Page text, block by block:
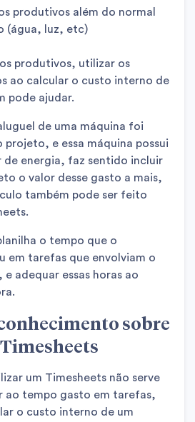
produtivos além do normal
(água, luz, etc)
produtivos, utilizar os
ao calcular o custo interno de
pode ajudar.
de uma máquina foi
projeto, e essa máquina possui
de energia, faz sentido incluir
o valor desse gasto a mais,
também pode ser feito
o tempo que o
em tarefas que envolviam o
adequar essas horas ao
sobre
um Timesheets não serve
ao tempo gasto em tarefas,
o custo interno de um